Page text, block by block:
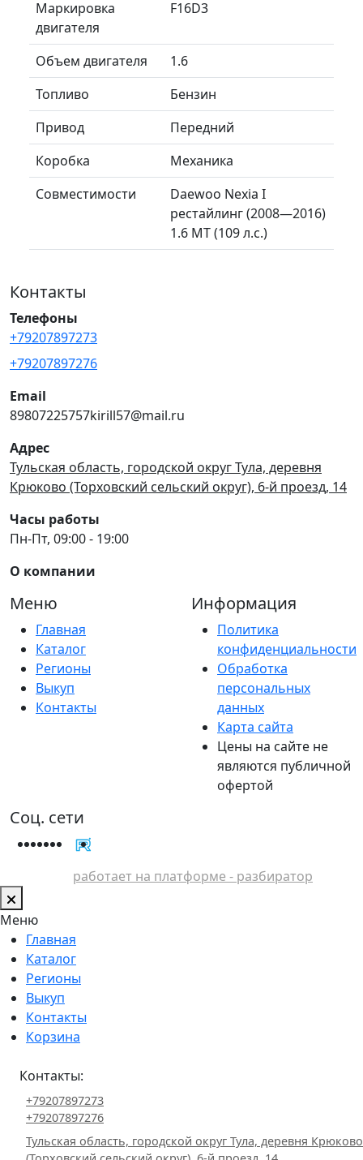
Маркировка
двигателя
F16D3
Объем двигателя
1.6
Топливо
Бензин
Привод
Передний
Коробка
Механика
Совместимости
Daewoo Nexia I
рестайлинг (2008—2016)
1.6 MT (109 л.с.)
Контакты
Телефоны
+79207897273
+79207897276
Email
89807225757kirill57@mail.ru
Адрес
Тульская область, городской округ Тула, деревня
Крюково (Торховский сельский округ), 6-й проезд, 14
Часы работы
Пн-Пт, 09:00 - 19:00
О компании
Меню
Главная
Каталог
Регионы
Выкуп
Контакты
Информация
Политика
конфиденциальности
Обработка
персональных
данных
Карта сайта
Цены на сайте не
являются публичной
офертой
Соц. сети
работает на платформе - разбиратор
Меню
Главная
Каталог
Регионы
Выкуп
Контакты
Корзина
Контакты:
+79207897273
+79207897276
Тульская область, городской округ Тула, деревня Крюково